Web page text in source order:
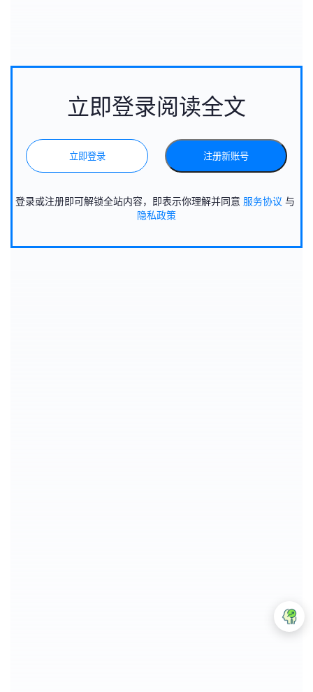
立即登录阅读全文
立即登录 注册新账号
登录或注册即可解锁全站内容，即表示你理解并同意 服务协议 与
隐私政策